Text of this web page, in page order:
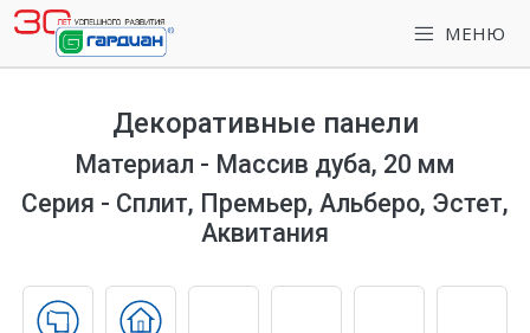
МЕНЮ
Декоративные панели
Материал - Массив дуба, 20 мм
Серия - Сплит, Премьер, Альберо, Эстет,
Аквитания